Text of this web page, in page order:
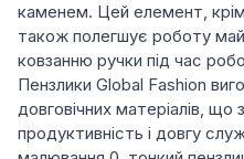
каменем. Цей елемент, крім
також полегшує роботу
ковзанню ручки під час
Пензлики Global Fashion
довговічних матеріалів, що
продуктивність і довгу